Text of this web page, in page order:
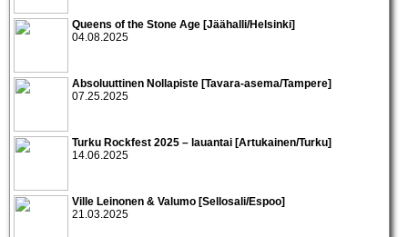
Queens of the Stone Age [Jäähalli/Helsinki]
04.08.2025
Absoluuttinen Nollapiste [Tavara-asema/Tampere]
07.25.2025
Turku Rockfest 2025 – lauantai [Artukainen/Turku]
14.06.2025
Ville Leinonen & Valumo [Sellosali/Espoo]
21.03.2025